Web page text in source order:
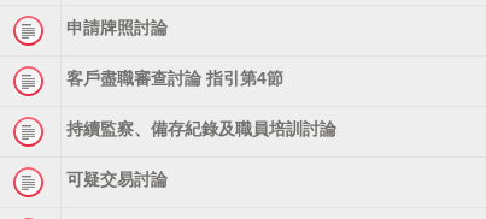
申請牌照討論
客戶盡職審查討論 指引第4節
持續監察、備存紀錄及職員培訓討論
可疑交易討論